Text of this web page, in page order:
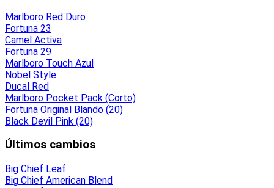
Marlboro Red Duro
Fortuna 23
Camel Activa
Fortuna 29
Marlboro Touch Azul
Nobel Style
Ducal Red
Marlboro Pocket Pack (Corto)
Fortuna Original Blando (20)
Black Devil Pink (20)
Últimos cambios
Big Chief Leaf
Big Chief American Blend